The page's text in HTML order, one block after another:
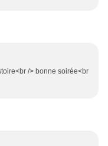
/> bonne soirée<br